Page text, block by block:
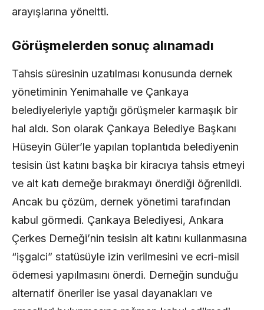
arayışlarına yöneltti.
Görüşmelerden sonuç alınamadı
Tahsis süresinin uzatılması konusunda dernek
yönetiminin Yenimahalle ve Çankaya
belediyeleriyle yaptığı görüşmeler karmaşık bir
hal aldı. Son olarak Çankaya Belediye Başkanı
Hüseyin Güler’le yapılan toplantıda belediyenin
tesisin üst katını başka bir kiracıya tahsis etmeyi
ve alt katı derneğe bırakmayı önerdiği öğrenildi.
Ancak bu çözüm, dernek yönetimi tarafından
kabul görmedi. Çankaya Belediyesi, Ankara
Çerkes Derneği’nin tesisin alt katını kullanmasına
“işgalci” statüsüyle izin verilmesini ve ecri-misil
ödemesi yapılmasını önerdi. Derneğin sunduğu
alternatif öneriler ise yasal dayanakları ve